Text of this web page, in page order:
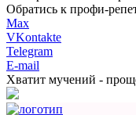
Обратись к профи-
Max
VKontakte
Telegram
E-mail
Хватит мучений -